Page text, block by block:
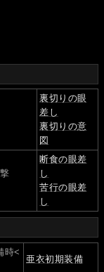
裏切りの眼
差し
裏切りの意
図
断食の眼差
し
苦行の眼差
し
時<
亜衣初期装備